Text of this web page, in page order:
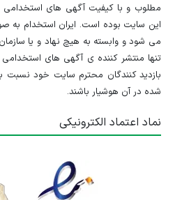
مطلوب و با کیفیت آگهی های استخدامی
این سایت بوده است. ایران استخدام
می شود و وابسته به هیچ نهاد و یا
تنها منتشر کننده ی آگهی های استخدامی
بازدید کنندگان محترم سایت خود
شده در آن هوشیار باشند.
نماد اعتماد الکترونیکی